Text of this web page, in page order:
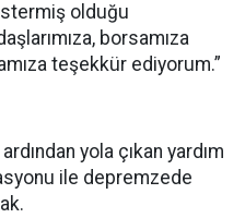
olduğu
borsamıza
teşekkür ediyorum.”
yola çıkan yardım
ile depremzede